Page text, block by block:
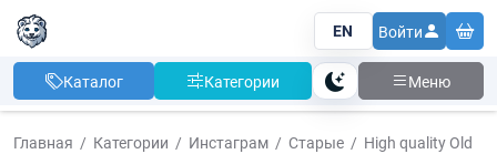
EN Войти
Каталог Категории Тема Меню
Главная Категории Инстаграм Старые
High quality Old